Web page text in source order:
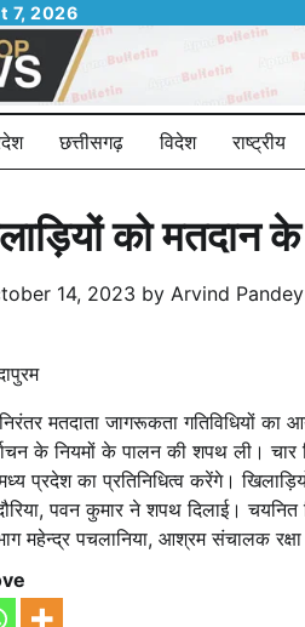
7, 2026
छत्तीसगढ़ विदेश राष्ट्रीय
को मतदान
14, 2023 by Arvind Pandey
मतदाता जागरूकता गतिविधियों का
के नियमों के पालन की शपथ ली। चार
प्रदेश का प्रतिनिधित्व करेंगे।
पवन कुमार ने शपथ दिलाई। चयनित
महेन्द्र पचलानिया, आश्रम संचालक